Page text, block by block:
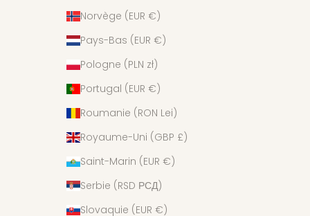
Norvège (EUR €)
Pays-Bas (EUR €)
Pologne (PLN zł)
Portugal (EUR €)
Roumanie (RON Lei)
Royaume-Uni (GBP £)
Saint-Marin (EUR €)
Serbie (RSD РСД)
Slovaquie (EUR €)